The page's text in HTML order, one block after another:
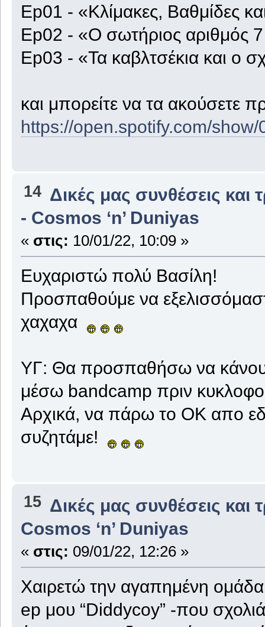
Ep01 - «Κλίμακες, Βαθμίδες
Ep02 - «Ο σωτήριος αριθμός
Ep03 - «Τα καβλτσέκια και ο
και μπορείτε να τα ακούσετε
https://open.spotify.com/
14 Δικές μας συνθέσεις και
- Cosmos ‘n’ Duniyas
« στις: 10/01/22, 10:09 »
Ευχαριστώ πολύ Βασίλη!
Προσπαθούμε να
χαχαχα
ΥΓ: Θα προσπαθήσω να
μέσω bandcamp πριν
Αρχικά, να πάρω το ΟΚ απο
συζητάμε!
15 Δικές μας συνθέσεις και
Cosmos ‘n’ Duniyas
« στις: 09/01/22, 12:26 »
Χαιρετώ την αγαπημένη
ep μου “Diddycoy” -που